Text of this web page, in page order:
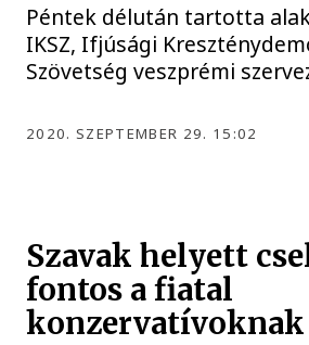
Péntek délután tartotta
IKSZ, Ifjúsági
Szövetség veszprémi
2020. SZEPTEMBER 29. 15:02
Szavak helyett
fontos a fiatal
konzervatívoknak